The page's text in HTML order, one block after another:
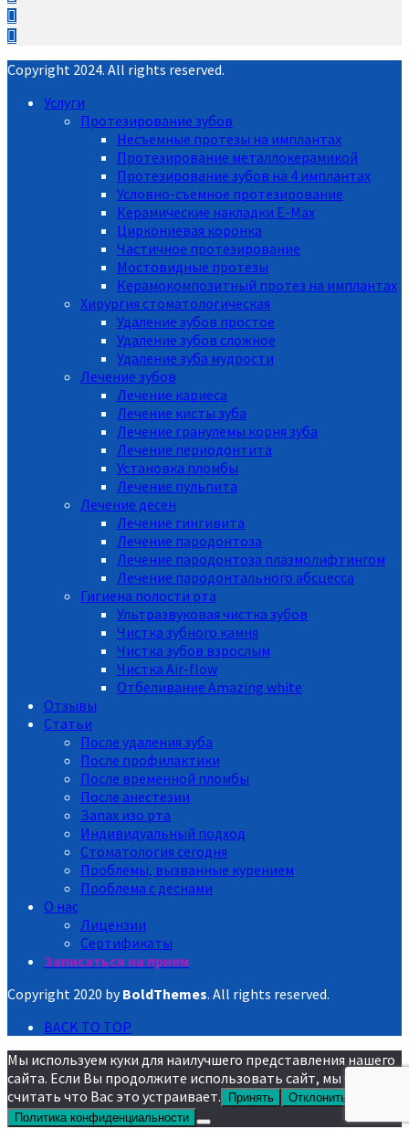
Copyright 2024. All rights reserved.
Услуги
Протезирование зубов
Несъемные протезы на имплантах
Протезирование металлокерамикой
Протезирование зубов на 4 имплантах
Условно-съемное протезирование
Керамические накладки E-Max
Циркониевая коронка
Частичное протезирование
Мостовидные протезы
Керамокомпозитный протез на имплантах
Хирургия стоматологическая
Удаление зубов простое
Удаление зубов сложное
Удаление зуба мудрости
Лечение зубов
Лечение кариеса
Лечение кисты зуба
Лечение гранулемы корня зуба
Лечение периодонтита
Установка пломбы
Лечение пульпита
Лечение десен
Лечение гингивита
Лечение пародонтоза
Лечение пародонтоза плазмолифтингом
Лечение пародонтального абсцесса
Гигиена полости рта
Ультразвуковая чистка зубов
Чистка зубного камня
Чистка зубов взрослым
Чистка Air-flow
Отбеливание Amazing white
Отзывы
Статьи
После удаления зуба
После профилактики
После временной пломбы
После анестезии
Запах изо рта
Индивидуальный подход
Стоматология сегодня
Проблемы, вызванные курением
Проблема с деснами
О нас
Лицензии
Сертификаты
Записаться на прием
Copyright 2020 byBoldThemes. All rights reserved.
BACK TO TOP
Мы используем куки для наилучшего представления нашего
сайта. Если Вы продолжите использовать сайт, мы будем
считать что Вас это устраивает.
Принять
Отклонить
Политика конфиденциальности